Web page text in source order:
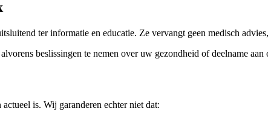
ter informatie en educatie. Ze vervangt geen medisch
beslissingen te nemen over uw gezondheid of deelname aan
is. Wij garanderen echter niet dat: